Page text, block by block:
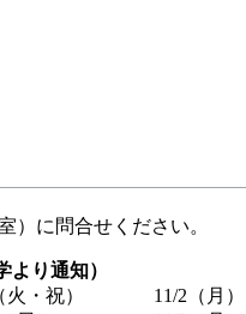
）に問合せください。
り通知）
火・祝）
11/2（月）